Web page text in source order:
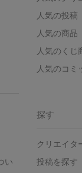
い
人気の投稿
人気の商品
人気のくじ
人気のコミ
探す
クリエイタ
投稿を探す